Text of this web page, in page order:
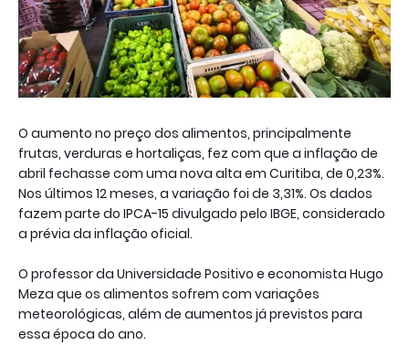
O aumento no preço dos alimentos, principalmente
frutas, verduras e hortaliças, fez com que a inflação de
abril fechasse com uma nova alta em Curitiba, de 0,23%.
Nos últimos 12 meses, a variação foi de 3,31%. Os dados
fazem parte do IPCA-15 divulgado pelo IBGE, considerado
a prévia da inflação oficial.
O professor da Universidade Positivo e economista Hugo
Meza que os alimentos sofrem com variações
meteorológicas, além de aumentos já previstos para
essa época do ano.